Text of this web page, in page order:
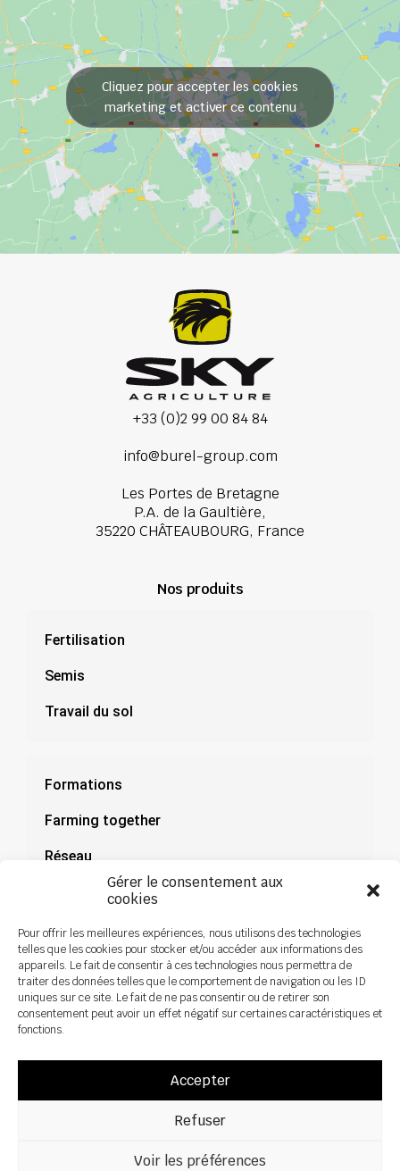
Gérer le consentement aux
cookies
Pour offrir les meilleures expériences, nous utilisons des technologies
telles que les cookies pour stocker et/ou accéder aux informations des
appareils. Le fait de consentir à ces technologies nous permettra de
traiter des données telles que le comportement de navigation ou les ID
uniques sur ce site. Le fait de ne pas consentir ou de retirer son
consentement peut avoir un effet négatif sur certaines caractéristiques et
fonctions.
Accepter
Refuser
Voir les préférences
Cliquez pour accepter les cookies
marketing et activer ce contenu
+33 (0)2 99 00 84 84
info@burel-group.com
Les Portes de Bretagne
P.A. de la Gaultière,
35220 CHÂTEAUBOURG, France
Nos produits
Fertilisation
Semis
Travail du sol
Formations
Farming together
Réseau
Documentation
Actualités